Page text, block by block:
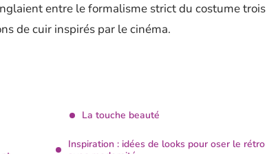
entre le formalisme strict du costume trois
de cuir inspirés par le cinéma.
La touche beauté
Inspiration : idées de looks pour oser le rétro